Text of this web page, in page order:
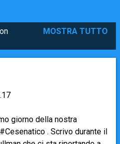
MOSTRA TUTTO
giorno della nostra
. Scrivo durante il